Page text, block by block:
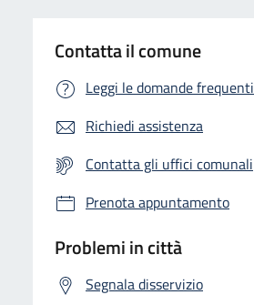
Contatta il comune
Leggi le domande frequenti
Richiedi assistenza
Contatta gli uffici comunali
Prenota appuntamento
Problemi in città
Segnala disservizio